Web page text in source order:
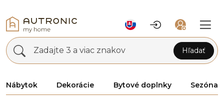
Zadajte 3 a viac znakov Hľadať
Nábytok Dekorácie Bytové doplnky Sezóna